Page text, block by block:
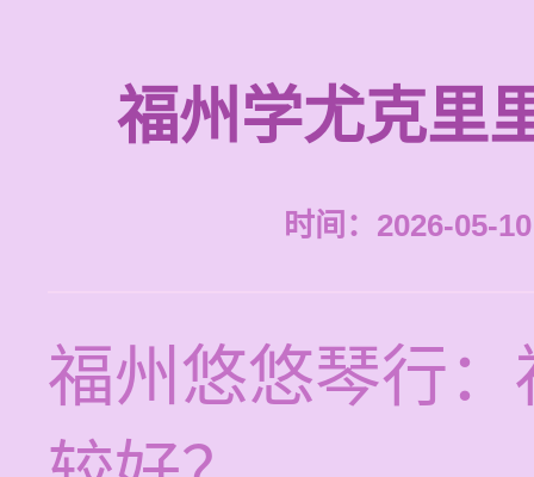
福州学尤克里
时间：2026-05-
福州悠悠琴行